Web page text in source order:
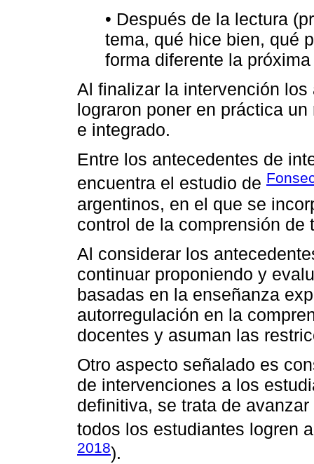
• Después de la lectura
tema, qué hice bien, qué
forma diferente la
Al finalizar la intervención
lograron poner en práctica
e integrado.
Entre los antecedentes de
encuentra el estudio de
argentinos, en el que se
control de la comprensión de
Al considerar los
continuar proponiendo y
basadas en la enseñanza
autorregulación en la
docentes y asuman las
Otro aspecto señalado es
de intervenciones a los
definitiva, se trata de
todos los estudiantes logren
2018).